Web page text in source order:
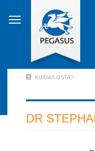
edasi
põhisisu
Account
Menu
KUIDAS OSTA?
DR